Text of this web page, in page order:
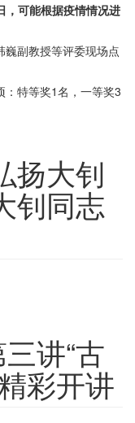
可能根据疫情情况进
巍副教授等评委现场点
：特等奖1名，一等奖3
扬大钊
同志
讲“古
彩开讲